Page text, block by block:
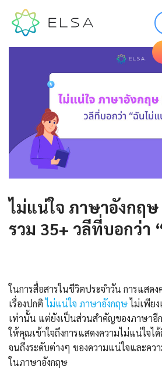
ไม่แน่ใจ ภาษาอังกฤษ
รวม 35+ วลีที่บอกว่า
ในการสื่อสารในชีวิตประจำวัน การแสด
เรื่องปกติไม่แน่ใจ ภาษาอังกฤษไม่เพีย
เท่านั้น แต่ยังเป็นส่วนสำคัญของภาษาอี
ให้คุณเข้าใจถึงการแสดงความไม่แน่ใจไ
จนถึงระดับต่างๆ ของความแน่ใจและคว
ในภาษาอังกฤษ